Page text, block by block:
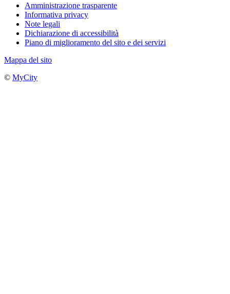
Amministrazione trasparente
Informativa privacy
Note legali
Dichiarazione di accessibilità
Piano di miglioramento del sito e dei servizi
Mappa del sito
© MyCity